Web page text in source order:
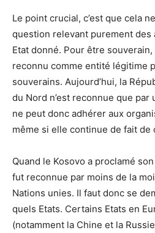
Le point crucial, c’est que cela
question relevant purement des
Etat donné. Pour être
reconnu comme entité légitime
souverains. Aujourd’hui, la
du Nord n’est reconnue que par
ne peut donc adhérer aux
même si elle continue de fait
Quand le Kosovo a proclamé
fut reconnue par moins de la
Nations unies. Il faut donc se
quels Etats. Certains Etats en
(notamment la Chine et la